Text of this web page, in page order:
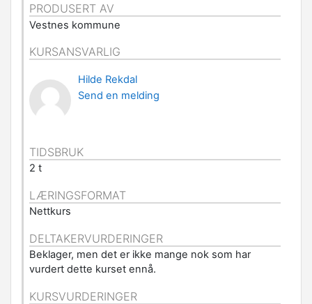
PRODUSERT AV
Vestnes kommune
KURSANSVARLIG
Hilde Rekdal
Send en melding
TIDSBRUK
2 t
LÆRINGSFORMAT
Nettkurs
DELTAKERVURDERINGER
Beklager, men det er ikke mange nok som har
vurdert dette kurset ennå.
KURSVURDERINGER